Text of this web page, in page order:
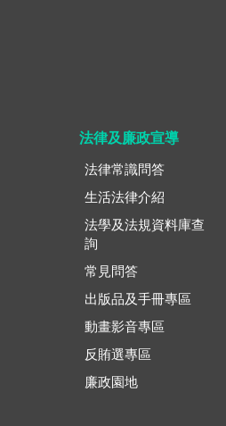
法律及廉政宣導
法律常識問答
生活法律介紹
法學及法規資料庫查
詢
常見問答
出版品及手冊專區
動畫影音專區
反賄選專區
廉政園地